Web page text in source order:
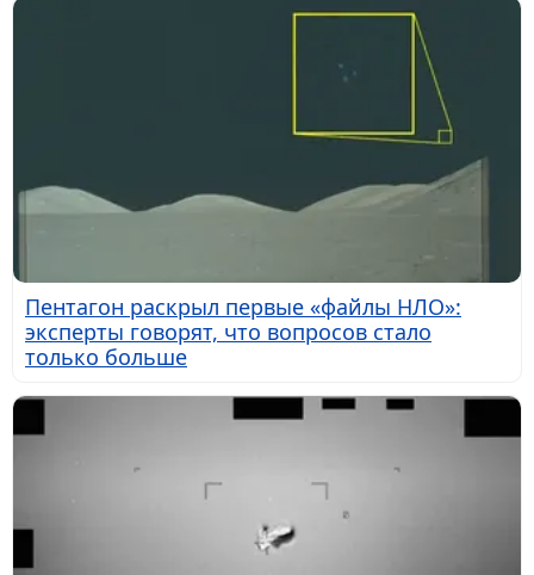
Пентагон раскрыл первые «файлы НЛО»:
эксперты говорят, что вопросов стало
только больше